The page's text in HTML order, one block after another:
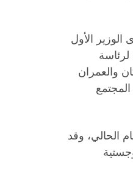
الأول
لرئاسة
والعمران
من العام الحالي، وقد